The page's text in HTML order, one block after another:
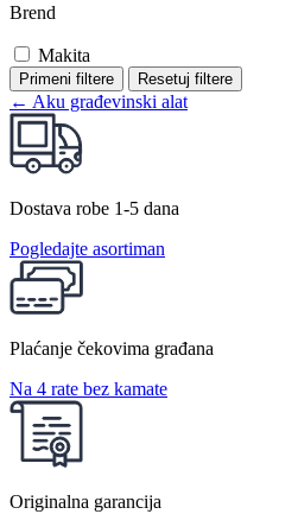
Brend
Makita
Primeni filtere Resetuj filtere
← Aku građevinski alat
Dostava robe 1-5 dana
Pogledajte asortiman
Plaćanje čekovima građana
Na 4 rate bez kamate
Originalna garancija